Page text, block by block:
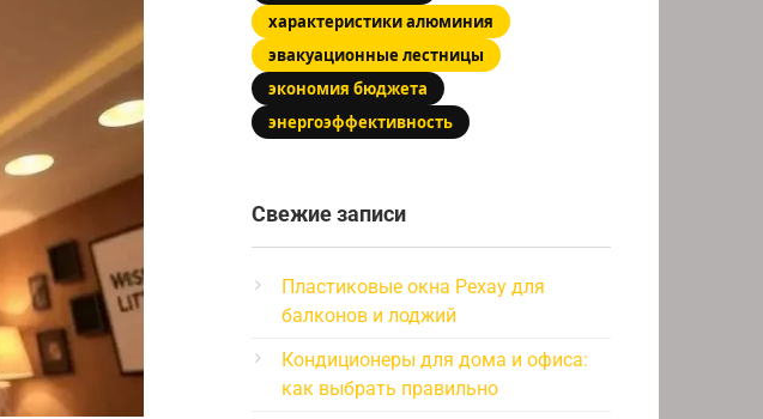
характеристики алюминия
эвакуационные лестницы
экономия бюджета
энергоэффективность
Свежие записи
Пластиковые окна Рехау для
балконов и лоджий
Кондиционеры для дома и офиса:
как выбрать правильно